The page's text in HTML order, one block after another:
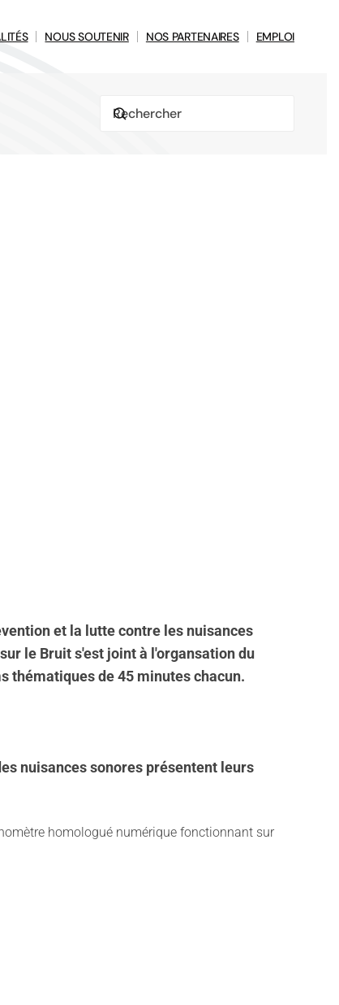
NOUS SOUTENIR NOS PARTENAIRES EMPLOI
et la lutte contre les nuisances
le Bruit s'est joint à l'organsation du
thématiques de 45 minutes chacun.
nuisances sonores présentent leurs
homologué numérique fonctionnant sur